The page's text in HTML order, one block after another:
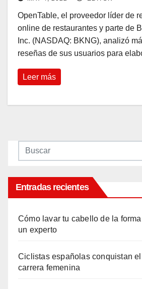
OpenTable, el proveedor líder de
online de restaurantes y parte de
Inc. (NASDAQ: BKNG), analizó
reseñas de sus usuarios para
Leer más
Entradas recientes
Cómo lavar tu cabello de la
un experto
Ciclistas españolas conquistan
carrera femenina